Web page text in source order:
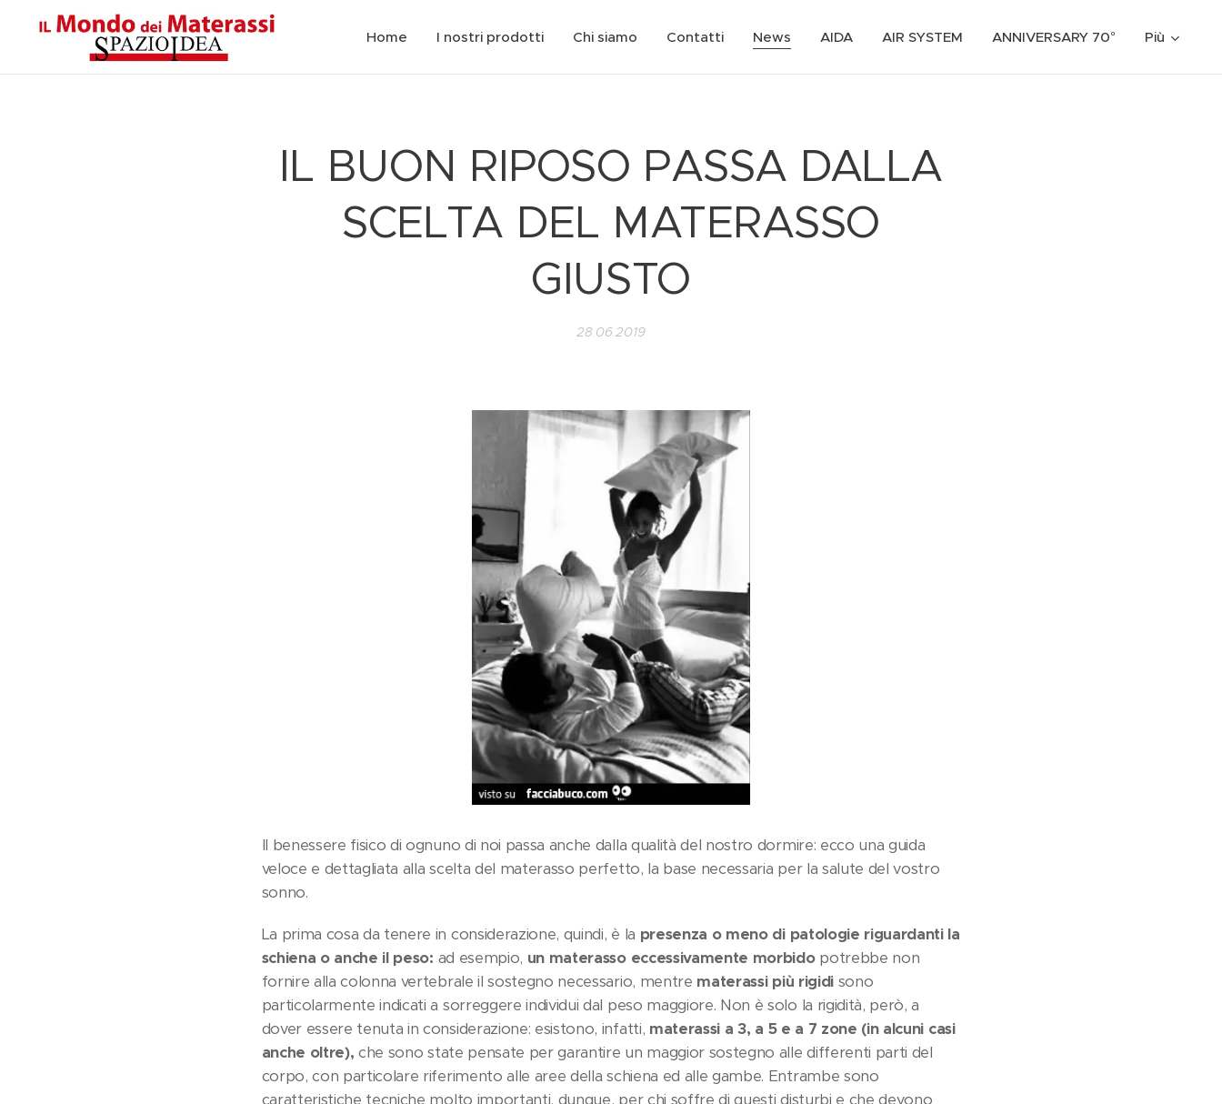
Home I nostri prodotti Chi siamo Contatti News AIDA AIR SYSTEM ANNIVERSARY 70° Più
IL BUON RIPOSO PASSA DALLA
SCELTA DEL MATERASSO
GIUSTO
28.06.2019
Il benessere fisico di ognuno di noi passa anche dalla qualità del nostro dormire: ecco una guida
veloce e dettagliata alla scelta del materasso perfetto, la base necessaria per la salute del vostro
sonno.
La prima cosa da tenere in considerazione, quindi, è la presenza o meno di patologie riguardanti la
schiena o anche il peso: ad esempio, un materasso eccessivamente morbido potrebbe non
fornire alla colonna vertebrale il sostegno necessario, mentre materassi più rigidisono
particolarmente indicati a sorreggere individui dal peso maggiore. Non è solo la rigidità, però, a
dover essere tenuta in considerazione: esistono, infatti, materassi a 3, a 5 e a 7 zone (in alcuni casi
anche oltre), che sono state pensate per garantire un maggior sostegno alle differenti parti del
corpo, con particolare riferimento alle aree della schiena ed alle gambe. Entrambe sono
caratteristiche tecniche molto importanti, dunque, per chi soffre di questi disturbi e che devono